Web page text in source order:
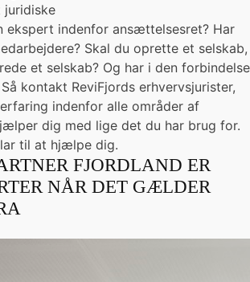
ekspert indenfor ansættelsesret? Har
Skal du oprette et selskab,
et selskab? Og har i den forbindelse
kontakt ReviFjords erhvervsjurister,
indenfor alle områder af
dig med lige det du har brug for.
til at hjælpe dig.
FJORDLAND ER
NÅR DET GÆLDER